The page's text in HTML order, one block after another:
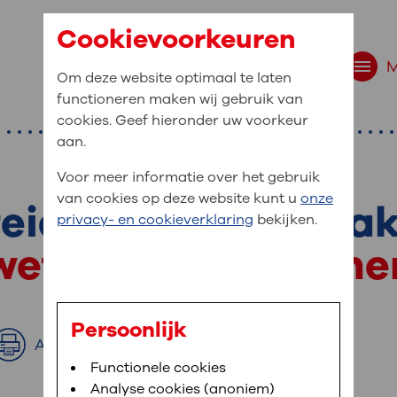
navigatie
bent u naar op
Bloedafname,MijnOLVG,Digitalisering
medische gegevens
In MijnOLVG kunt u uw medische
het u uitkomt. OLVG breidt MijnOLVG
op uw
en
Afdrukken
Cookievoorkeuren
Om deze website optimaal te laten
functioneren maken wij gebruik van
cookies. Geef hieronder uw voorkeur
aan.
Voor meer informatie over het gebruik
van cookies op deze website kunt u onze
privacy- en cookieverklaring bekijken.
Persoonlijk
Functionele cookies
Analyse cookies (anoniem)